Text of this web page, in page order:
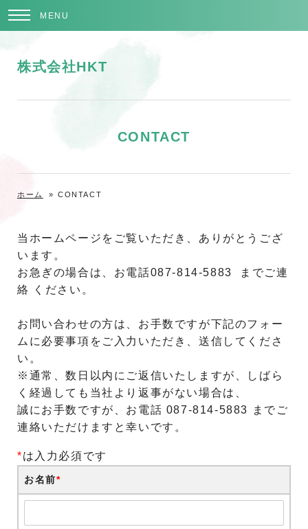
MENU
株式会社HKT
CONTACT
ホーム » CONTACT
当ホームページをご覧いただき、ありがとうござ
います。
お急ぎの場合は、お電話087-814-5883 までご連
絡 ください。
お問い合わせの方は、お手数ですが下記のフォー
ムに必要事項をご入力いただき、送信してくださ
い。
※通常、数日以内にご返信いたしますが、しばら
く経過しても当社より返事がない場合は、
誠にお手数ですが、お電話 087-814-5883 までご
連絡いただけますと幸いです。
*は入力必須です
お名前*